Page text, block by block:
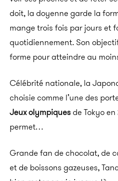
doit, la doyenne garde la
mange trois fois par jours et
quotidiennement. Son
forme pour atteindre au
Célébrité nationale, la
choisie comme l’une des
Jeux olympiquesde Tokyo
permet…
Grande fan de chocolat, de
et de boissons gazeuses,